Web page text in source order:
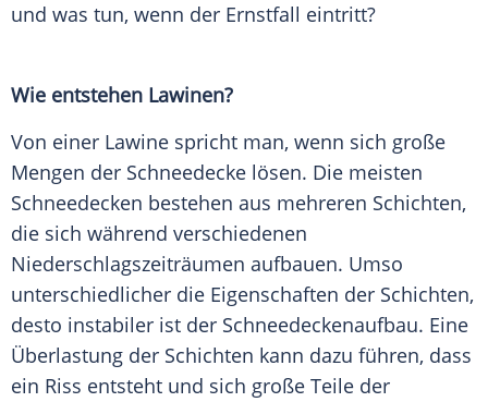
und was tun, wenn der Ernstfall eintritt?
Wie entstehen Lawinen?
Von einer Lawine spricht man, wenn sich große
Mengen der Schneedecke lösen. Die meisten
Schneedecken bestehen aus mehreren Schichten,
die sich während verschiedenen
Niederschlagszeiträumen aufbauen. Umso
unterschiedlicher die Eigenschaften der Schichten,
desto instabiler ist der Schneedeckenaufbau. Eine
Überlastung der Schichten kann dazu führen, dass
ein Riss entsteht und sich große Teile der